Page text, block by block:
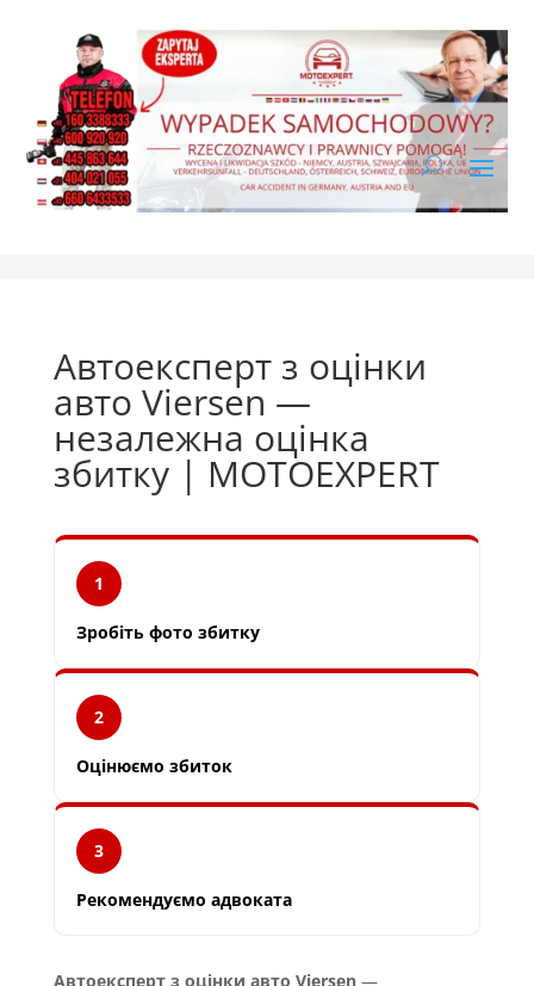
Автоексперт з оцінки
авто Viersen —
незалежна оцінка
збитку | MOTOEXPERT
1
Зробіть фото збитку
2
Оцінюємо збиток
3
Рекомендуємо адвоката
Автоексперт з оцінки авто Viersen—